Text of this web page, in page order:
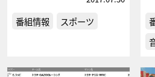
番組情報 スポーツ